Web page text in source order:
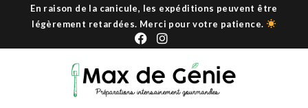
En raison de la canicule, les expéditions peuvent être
légèrement retardées. Merci pour votre patience.